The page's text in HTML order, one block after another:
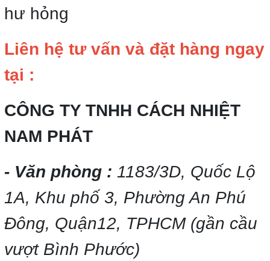
hư hỏng
Liên hệ tư vấn và đặt hàng ngay
tại :
CÔNG TY TNHH CÁCH NHIỆT
NAM PHÁT
- Văn phòng : 1183/3D, Quốc Lộ
1A, Khu phố 3, Phường An Phú
Đông, Quận12, TPHCM (gần cầu
vượt Bình Phước)